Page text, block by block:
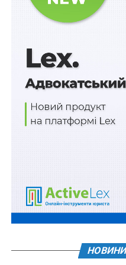
Читайте також:
формуватимуть
«Запровадження
значно розширює доступ
державної фінансової
ініціатив. Кілограми
проекти в столицю,
йдуть у минуле. Тепер
відправити свій проект
адміністрацію
ВзаємоДія, а участь у
взяти онлайн.
конкурси проектів буде
можна легко
конкурсів, описом їхніх
якомога швидше почали